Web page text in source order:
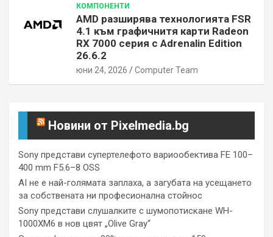
КОМПОНЕНТИ
AMD разширява технологията FSR
4.1 към графичнитя карти Radeon
RX 7000 серия с Adrenalin Edition
26.6.2
юни 24, 2026 Computer Team
Новини от Pixelmedia.bg
Sony представи супертелефото вариообектива FE 100–
400 mm F5.6–8 OSS
AI не е най-голямата заплаха, а загубата на усещането
за собствената ни професионална стойнос
Sony представи слушалките с шумопотискане WH-
1000XM6 в нов цвят „Olive Gray“